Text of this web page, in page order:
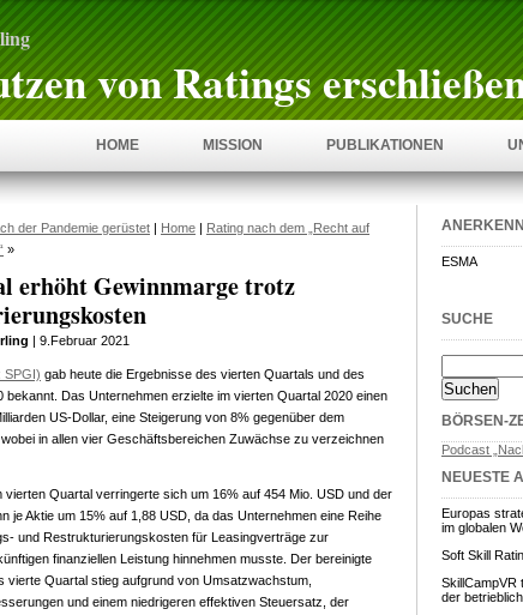
von Ratings
HOME MISSION PUBLIKATIONEN
der Pandemie gerüstet | Home | Rating nach dem „Recht auf
»
erhöht Gewinnmarge trotz
| 9.Februar 2021
SPGI) gab heute die Ergebnisse des vierten Quartals und des
bekannt. Das Unternehmen erzielte im vierten Quartal 2020 einen
US-Dollar, eine Steigerung von 8% gegenüber dem
in allen vier Geschäftsbereichen Zuwächse zu verzeichnen
vierten Quartal verringerte sich um 16% auf 454 Mio. USD und der
je Aktie um 15% auf 1,88 USD, da das Unternehmen eine Reihe
und Restrukturierungskosten für Leasingverträge zur
finanziellen Leistung hinnehmen musste. Der bereinigte
vierte Quartal stieg aufgrund von Umsatzwachstum,
und einem niedrigeren effektiven Steuersatz, der
ESMA
SUCHE
BÖRSEN-
Podcast
NEUESTE
Europas
im globalen
Soft Skill
SkillCampVR
der